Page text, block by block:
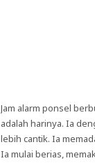
Jam alarm ponsel
adalah harinya. Ia
lebih cantik. Ia
Ia mulai berias,